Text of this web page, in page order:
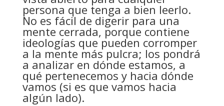
persona que tenga a bien leerlo.
No es fácil de digerir para una
mente cerrada, porque contiene
ideologías que pueden corromper
a la mente más pulcra; los pondrá
a analizar en dónde estamos, a
qué pertenecemos y hacia dónde
vamos (si es que vamos hacia
algún lado).